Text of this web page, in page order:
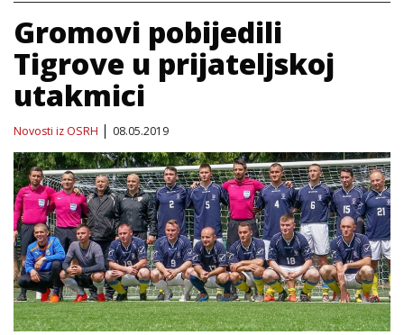
Gromovi pobijedili
Tigrove u prijateljskoj
utakmici
Novosti iz OSRH 08.05.2019